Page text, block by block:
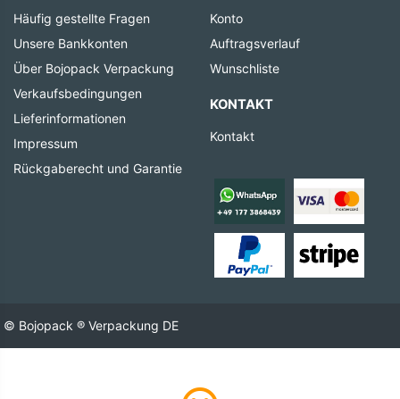
Häufig gestellte Fragen
Unsere Bankkonten
Über Bojopack Verpackung
Verkaufsbedingungen
Lieferinformationen
Impressum
Rückgaberecht und Garantie
Konto
Auftragsverlauf
Wunschliste
KONTAKT
Kontakt
© Bojopack ® Verpackung DE